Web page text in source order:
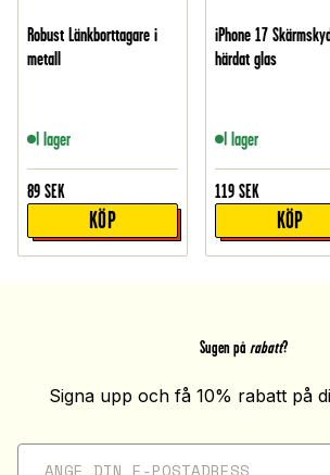
Robust Länkborttagare i
metall
I lager
89 SEK
KÖP
iPhone 17
härdat glas
I lager
119 SEK
KÖP
Sugen på rabatt?
Signa upp och få 10% rabatt på